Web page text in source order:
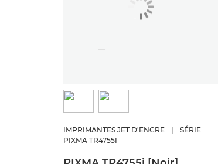
IMPRIMANTES JET D'ENCRE
SÉRIE
PIXMA TR4755I